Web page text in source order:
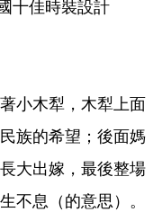
十佳時裝設計
小木犁，木犁上面
族的希望；後面媽
大出嫁，最後整場
不息（的意思）。